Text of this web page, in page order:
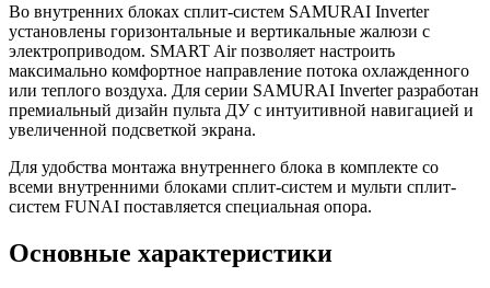
Во внутренних блоках сплит-систем SAMURAI Inverter
установлены горизонтальные и вертикальные жалюзи с
электроприводом. SMART Air позволяет настроить
максимально комфортное направление потока охлажденного
или теплого воздуха. Для серии SAMURAI Inverter разработан
премиальный дизайн пульта ДУ с интуитивной навигацией и
увеличенной подсветкой экрана.
Для удобства монтажа внутреннего блока в комплекте со
всеми внутренними блоками сплит-систем и мульти сплит-
систем FUNAI поставляется специальная опора.
Основные характеристики